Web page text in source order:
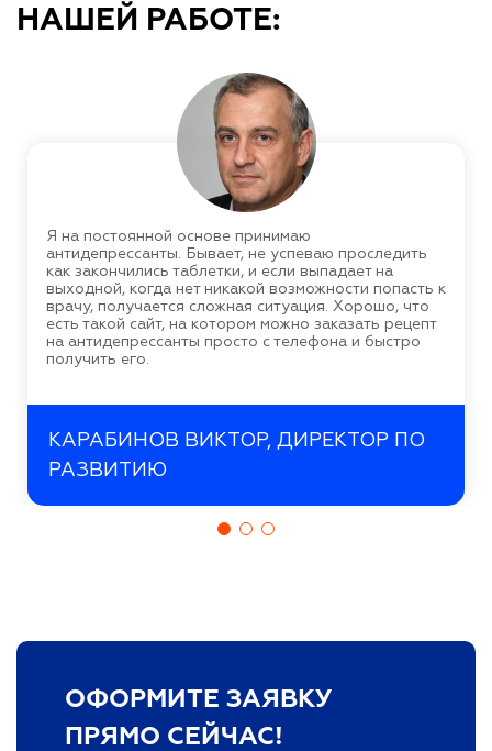
НАШЕЙ РАБОТЕ:
Я на постоянной основе принимаю
антидепрессанты. Бывает, не успеваю проследить
как закончились таблетки, и если выпадает на
выходной, когда нет никакой возможности попасть к
врачу, получается сложная ситуация. Хорошо, что
есть такой сайт, на котором можно заказать рецепт
на антидепрессанты просто с телефона и быстро
получить его.
КАРАБИНОВ ВИКТОР, ДИРЕКТОР ПО
РАЗВИТИЮ
ОФОРМИТЕ ЗАЯВКУ
ПРЯМО СЕЙЧАС!